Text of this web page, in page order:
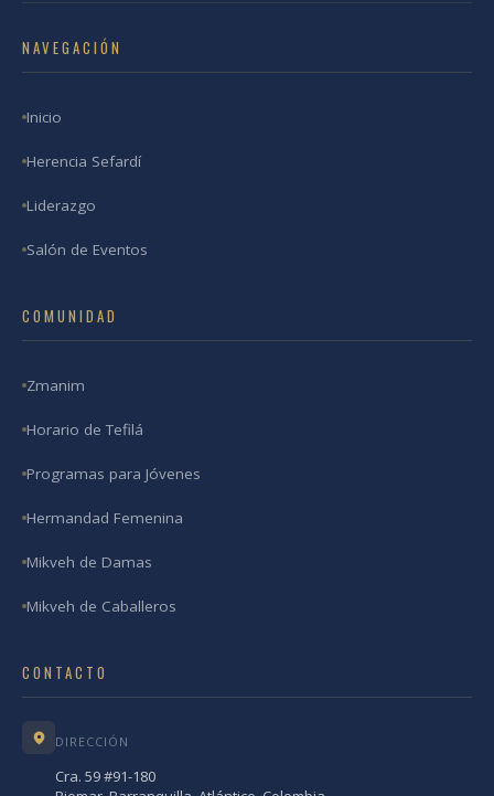
NAVEGACIÓN
Inicio
Herencia Sefardí
Liderazgo
Salón de Eventos
COMUNIDAD
Zmanim
Horario de Tefilá
Programas para Jóvenes
Hermandad Femenina
Mikveh de Damas
Mikveh de Caballeros
CONTACTO
DIRECCIÓN
Cra. 59 #91-180